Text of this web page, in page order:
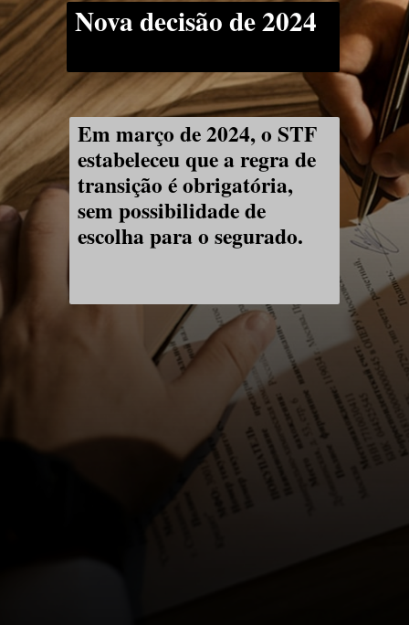
Nova decisão de 2024
Em março de 2024, o STF
estabeleceu que a regra de
transição é obrigatória,
sem possibilidade de
escolha para o segurado.